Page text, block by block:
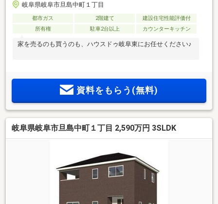
岐阜県岐阜市旦島中町１丁目
都市ガス 2階建て
建設住宅性能評価付
所有権
駐車2台以上 カウンターキッチン
家を売るのも買うのも、ハウスドゥ岐阜東にお任せください♪
資料をもらう(無料)
岐阜県岐阜市旦島中町１丁目 2,590万円 3SLDK